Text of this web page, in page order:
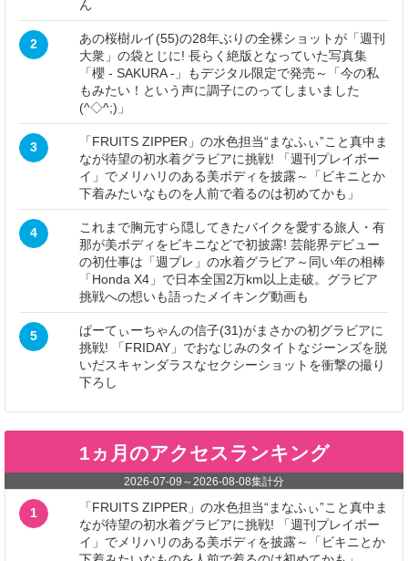
ん
2
あの桜樹ルイ(55)の28年ぶりの全裸ショットが「週刊
大衆」の袋とじに! 長らく絶版となっていた写真集
「櫻 - SAKURA -」もデジタル限定で発売～「今の私
もみたい！という声に調子にのってしまいました
(^◇^;)」
3
「FRUITS ZIPPER」の水色担当“まなふぃ”こと真中ま
なが待望の初水着グラビアに挑戦! 「週刊プレイボー
イ」でメリハリのある美ボディを披露～「ビキニとか
下着みたいなものを人前で着るのは初めてかも」
4
これまで胸元すら隠してきたバイクを愛する旅人・有
那が美ボディをビキニなどで初披露! 芸能界デビュー
の初仕事は「週プレ」の水着グラビア～同い年の相棒
「Honda X4」で日本全国2万km以上走破。グラビア
挑戦への想いも語ったメイキング動画も
5
ぱーてぃーちゃんの信子(31)がまさかの初グラビアに
挑戦! 「FRIDAY」でおなじみのタイトなジーンズを脱
いだスキャンダラスなセクシーショットを衝撃の撮り
下ろし
1ヵ月のアクセスランキング
2026-07-09 ～ 2026-08-08集計分
1
「FRUITS ZIPPER」の水色担当“まなふぃ”こと真中ま
なが待望の初水着グラビアに挑戦! 「週刊プレイボー
イ」でメリハリのある美ボディを披露～「ビキニとか